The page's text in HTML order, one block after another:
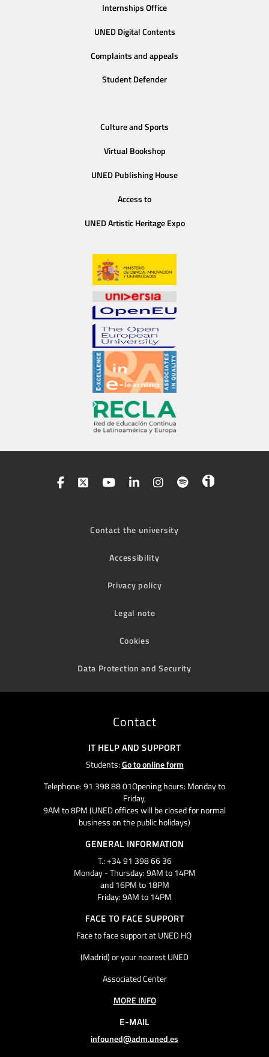
Internships Office
UNED Digital Contents
Complaints and appeals
Student Defender
Culture and Sports
Virtual Bookshop
UNED Publishing House
Access to
UNED Artistic Heritage Expo
Contact the university
Accessibility
Privacy policy
Legal note
Cookies
Data Protection and Security
Contact
IT HELP AND SUPPORT
Students:Go to online form
Telephone: 91 398 88 01Opening hours: Monday to
Friday,
9AM to 8PM (UNED offices will be closed for normal
business on the public holidays)
GENERAL INFORMATION
T.: +34 91 398 66 36
Monday - Thursday: 9AM to 14PM
and 16PM to 18PM
Friday: 9AM to 14PM
FACE TO FACE SUPPORT
Face to face support at UNED HQ
(Madrid) or your nearest UNED
Associated Center
MORE INFO
E-MAIL
infouned@adm.uned.es